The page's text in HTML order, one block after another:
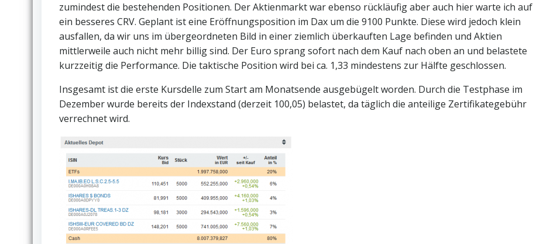
zumindest die bestehenden Positionen. Der Aktienmarkt war ebenso rückläufig aber auch hier warte ich auf
ein besseres CRV. Geplant ist eine Eröffnungsposition im Dax um die 9100 Punkte. Diese wird jedoch klein
ausfallen, da wir uns im übergeordneten Bild in einer ziemlich überkauften Lage befinden und Aktien
mittlerweile auch nicht mehr billig sind. Der Euro sprang sofort nach dem Kauf nach oben an und belastete
kurzzeitig die Performance. Die taktische Position wird bei ca. 1,33 mindestens zur Hälfte geschlossen.
Insgesamt ist die erste Kursdelle zum Start am Monatsende ausgebügelt worden. Durch die Testphase im
Dezember wurde bereits der Indexstand (derzeit 100,05) belastet, da täglich die anteilige Zertifikategebühr
verrechnet wird.